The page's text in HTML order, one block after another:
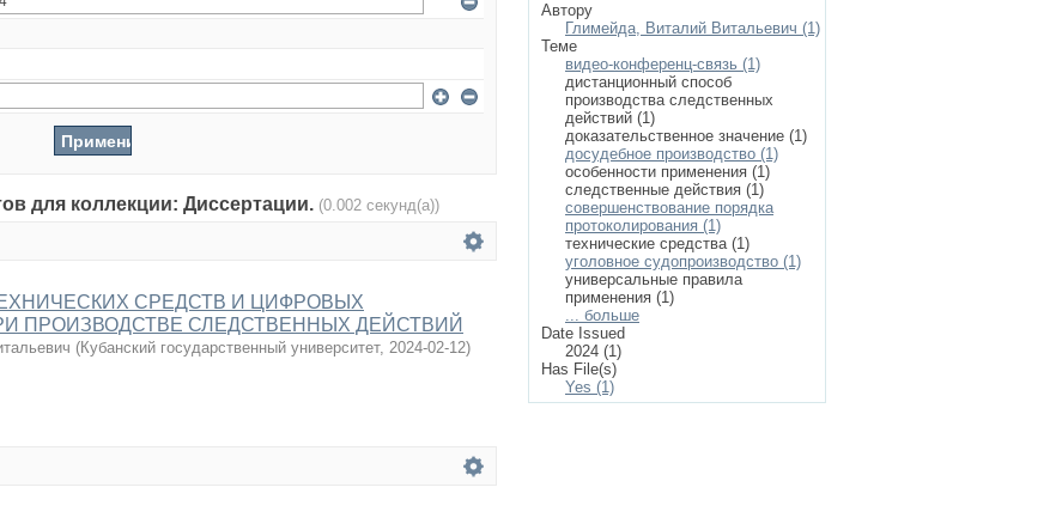
для коллекции: Диссертации. (0.002 секунд(а))
СРЕДСТВ И ЦИФРОВЫХ
ПРОИЗВОДСТВЕ СЛЕДСТВЕННЫХ ДЕЙСТВИЙ
(Кубанский государственный университет, 2024-02-12)
Автору
Глимейда, Виталий Витальевич (1)
Теме
видео-конференц-связь (1)
дистанционный способ
производства следственных
действий (1)
доказательственное значение (1)
досудебное производство (1)
особенности применения (1)
следственные действия (1)
совершенствование порядка
протоколирования (1)
технические средства (1)
уголовное судопроизводство (1)
универсальные правила
применения (1)
... больше
Date Issued
2024 (1)
Has File(s)
Yes (1)